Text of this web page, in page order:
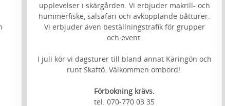
upplevelser i skärgården. Vi erbjuder makrill- och
hummerfiske, sälsafari och avkopplande båtturer.
Vi erbjuder även beställningstrafik för grupper
och event.
I juli kör vi dagsturer till bland annat Käringön och
runt Skaftö. Välkommen ombord!
Förbokning krävs.
tel. 070-770 03 35